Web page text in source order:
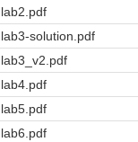
lab2.pdf
lab3-solution.pdf
lab3_v2.pdf
lab4.pdf
lab5.pdf
lab6.pdf